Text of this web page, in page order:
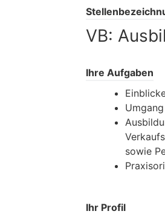
VB:
Ihre Aufgaben
sowie
Ihr Profil